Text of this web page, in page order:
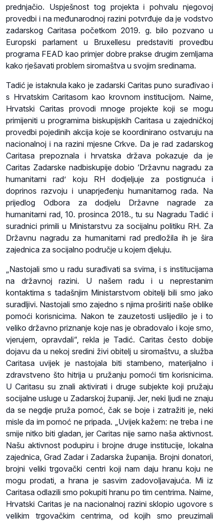
prednjačio. Uspješnost tog projekta i pohvalu njegovoj
provedbi i na međunarodnoj razini potvrđuje da je vodstvo
zadarskog Caritasa početkom 2019. g. bilo pozvano u
Europski parlament u Bruxellesu predstaviti provedbu
programa FEAD kao primjer dobre prakse drugim zemljama
kako rješavati problem siromaštva u svojim sredinama.
Tadić je istaknula kako je zadarski Caritas puno surađivao i
s Hrvatskim Caritasom kao krovnom institucijom. Naime,
Hrvatski Caritas provodi mnoge projekte koji se mogu
primijeniti u programima biskupijskih Caritasa u zajedničkoj
provedbi pojedinih akcija koje se koordinirano ostvaruju na
nacionalnoj i na razini mjesne Crkve. Da je rad zadarskog
Caritasa prepoznala i hrvatska država pokazuje da je
Caritas Zadarske nadbiskupije dobio ‘Državnu nagradu za
humanitarni rad’ koju RH dodjeljuje za postignuća i
doprinos razvoju i unaprjeđenju humanitarnog rada. Na
prijedlog Odbora za dodjelu Državne nagrade za
humanitarni rad, 10. prosinca 2018., tu su Nagradu Tadić i
suradnici primili u Ministarstvu za socijalnu politiku RH. Za
Državnu nagradu za humanitarni rad predložila ih je šira
zajednica za socijalno područje u kojem djeluju.
„Nastojali smo u radu surađivati sa svima, i s institucijama
na državnoj razini. U našem radu i u neprestanim
kontaktima s tadašnjim Ministarstvom obitelji bili smo jako
suradljivi. Nastojali smo zajedno s njima proširiti naše oblike
pomoći korisnicima. Nakon te zauzetosti uslijedilo je i to
veliko državno priznanje koje nas je obradovalo i koje smo,
vjerujem, opravdali“, rekla je Tadić. Caritas često dobije
dojavu da u nekoj sredini živi obitelj u siromaštvu, a služba
Caritasa uvijek je nastojala biti stambeno, materijalno i
zdravstveno što hitrija u pružanju pomoći tim korisnicima.
U Caritasu su znali aktivirati i druge subjekte koji pružaju
socijalne usluge u Zadarskoj županiji. Jer, neki ljudi ne znaju
da se negdje pruža pomoć, čak se boje i zatražiti je, neki
misle da im pomoć ne pripada. „Uvijek kažem: ne treba i ne
smije nitko biti gladan, jer Caritas nije samo naša aktivnost.
Našu aktivnost podupiru i brojne druge institucije, lokalna
zajednica, Grad Zadar i Zadarska županija. Brojni donatori,
brojni veliki trgovački centri koji nam daju hranu koju ne
mogu prodati, a hrana je sasvim zadovoljavajuća. Mi iz
Caritasa odlazili smo pokupiti hranu po tim centrima. Naime,
Hrvatski Caritas je na nacionalnoj razini sklopio ugovore s
velikim trgovačkim centrima, od kojih smo preuzimali